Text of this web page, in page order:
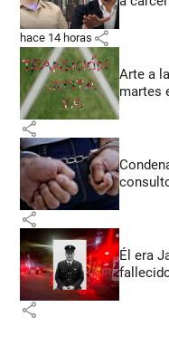
hace 14 horas share
Arte a
martes
share
share
Él era
share